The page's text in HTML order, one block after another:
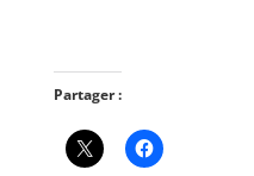
Partager :